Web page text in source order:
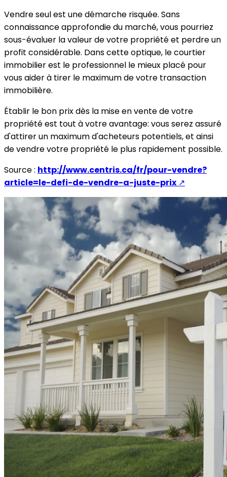
Vendre seul est une démarche risquée. Sans
connaissance approfondie du marché, vous pourriez
sous-évaluer la valeur de votre propriété et perdre un
profit considérable. Dans cette optique, le courtier
immobilier est le professionnel le mieux placé pour
vous aider à tirer le maximum de votre transaction
immobilière.
Établir le bon prix dès la mise en vente de votre
propriété est tout à votre avantage: vous serez assuré
d'attirer un maximum d'acheteurs potentiels, et ainsi
de vendre votre propriété le plus rapidement possible.
Source : http://www.centris.ca/fr/pour-vendre?
article=le-defi-de-vendre-a-juste-prix ↗